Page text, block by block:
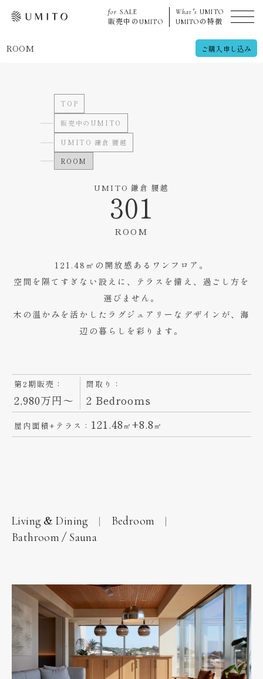
for SALE
販売中の UMITO
What's UMITO
UMITO の特徴
ROOM ご購入申し込み
TOP
販売中のUMITO
UMITO 鎌倉 腰越
ROOM
UMITO 鎌倉 腰越
301
ROOM
121.48㎡の開放感あるワンフロア。
空間を隔てすぎない設えに、テラスを備え、過ごし方を
選びません。
木の温かみを活かしたラグジュアリーなデザインが、海
辺の暮らしを彩ります。
第2期販売：
2,980万円～
間取り：
2 Bedrooms
屋内面積+テラス： 121.48 ㎡ +8.8 ㎡
Living & Dining
Bedroom
Bathroom / Sauna